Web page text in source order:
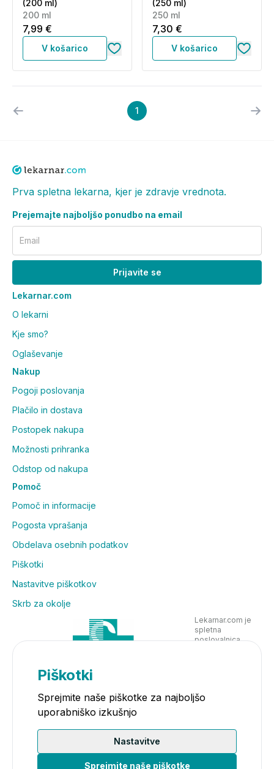
(200 ml)
200 ml
7,99 €
V košarico
(250 ml)
250 ml
7,30 €
V košarico
1
Prva spletna lekarna, kjer je zdravje vrednota.
Prejemajte najboljšo ponudbo na email
Email
Prijavite se
Lekarnar.com
O lekarni
Kje smo?
Oglaševanje
Nakup
Pogoji poslovanja
Plačilo in dostava
Postopek nakupa
Možnosti prihranka
Odstop od nakupa
Pomoč
Pomoč in informacije
Pogosta vprašanja
Obdelava osebnih podatkov
Piškotki
Nastavitve piškotkov
Skrb za okolje
Lekarnar.com je
spletna
poslovalnica
Piškotki
Sprejmite naše piškotke za najboljšo
uporabniško izkušnjo
Nastavitve
Sprejmite naše piškotke